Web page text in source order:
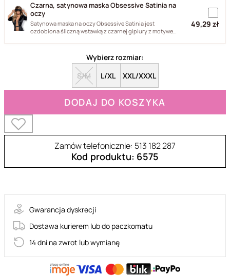
Czarna, satynowa maska Obsessive Satinia na
oczy
Satynowa maska na oczy Obsessive Satinia jest
ozdobiona śliczną wstawką z czarnej gipiury z motywem
49,29 zł
Wybierz rozmiar:
S/M
L/XL XXL/XXXL
DODAJ DO KOSZYKA
Zamów telefonicznie: 513 182 287
Kod produktu: 6575
Gwarancja dyskrecji
Dostawa kurierem lub do paczkomatu
14 dni na zwrot lub wymianę